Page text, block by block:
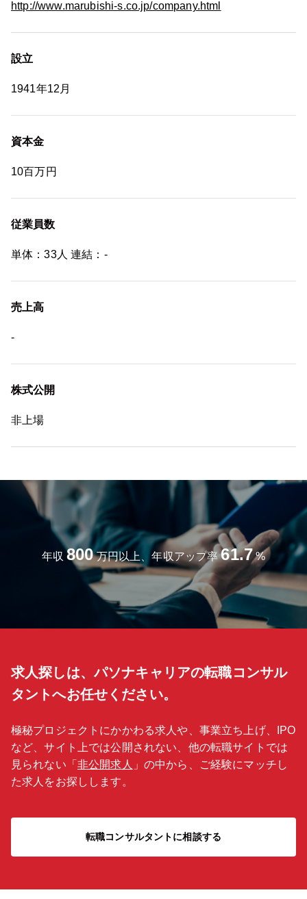
http://www.marubishi-s.co.jp/company.html
設立
1941年12月
資本金
10百万円
従業員数
単体：33人 連結：-
売上高
-
株式公開
非上場
年収 800 万円以上、年収アップ率 61.7 %
求人探しは、パソナキャリアの転職コンサル
タントへお任せください。
極秘プロジェクトにかかわる求人や、事業立ち上げ、IPO
など、サイト上では公開されない、他の転職サイトでは
見られない「 非公開求人 」の中から、ご経験にマッチし
た求人をお探しします。
転職コンサルタントに相談する